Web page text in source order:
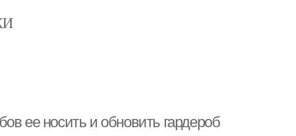
ее носить и обновить гардероб